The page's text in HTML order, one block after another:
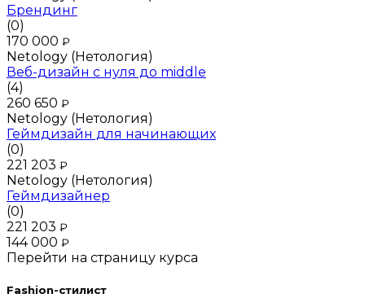
Брендинг
(0)
170 000 ₽
Netology (Нетология)
Веб-дизайн с нуля до middle
(4)
260 650 ₽
Netology (Нетология)
Геймдизайн для начинающих
(0)
221 203 ₽
Netology (Нетология)
Геймдизайнер
(0)
221 203 ₽
144 000 ₽
Перейти на страницу курса
Fashion-стилист